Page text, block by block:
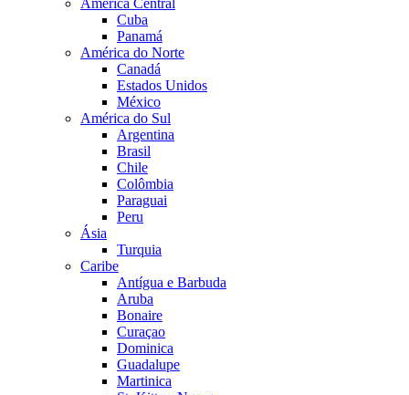
América Central
Cuba
Panamá
América do Norte
Canadá
Estados Unidos
México
América do Sul
Argentina
Brasil
Chile
Colômbia
Paraguai
Peru
Ásia
Turquia
Caribe
Antígua e Barbuda
Aruba
Bonaire
Curaçao
Dominica
Guadalupe
Martinica